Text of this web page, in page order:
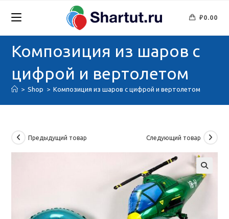
₽0.00
Композиция из шаров с
цифрой и вертолетом
> Shop > Композиция из шаров с цифрой и вертолетом
Предыдущий товар Следующий товар